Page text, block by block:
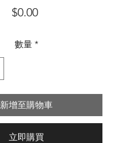
$0.00價
數量 *
新增至購物車
立即購買